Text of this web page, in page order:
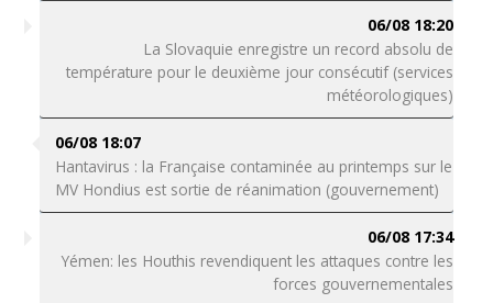
06/08 18:20
La Slovaquie enregistre un record absolu de
température pour le deuxième jour consécutif (services
météorologiques)
06/08 18:07
Hantavirus : la Française contaminée au printemps sur le
MV Hondius est sortie de réanimation (gouvernement)
06/08 17:34
Yémen: les Houthis revendiquent les attaques contre les
forces gouvernementales